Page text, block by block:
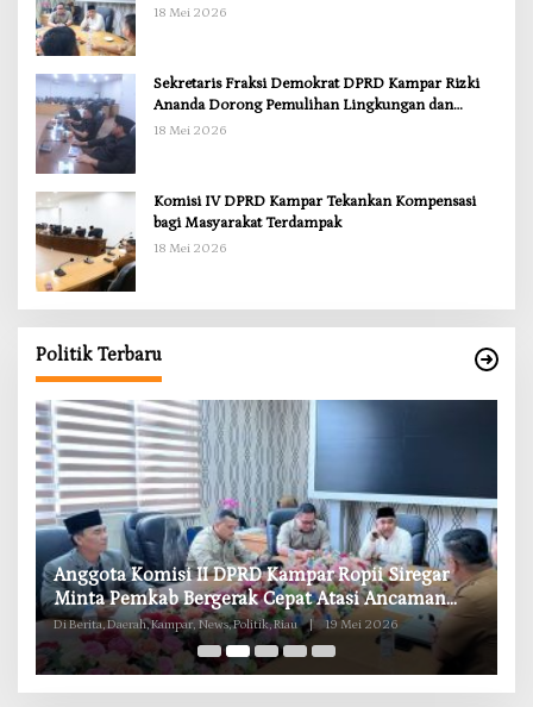
18 Mei 2026
Sekretaris Fraksi Demokrat DPRD Kampar Rizki
Ananda Dorong Pemulihan Lingkungan dan
Kompensasi untuk Warga Sungai Tapung
18 Mei 2026
Komisi IV DPRD Kampar Tekankan Kompensasi
bagi Masyarakat Terdampak
18 Mei 2026
Politik Terbaru
Anggota Komisi II DPRD Kampar Ropii Siregar
Minta Pemkab Bergerak Cepat Atasi Ancaman
Kekosongan Obat demi Wujudkan Kampar Dihati
Di Berita, Daerah, Kampar, News, Politik, Riau | 19 Mei 2026